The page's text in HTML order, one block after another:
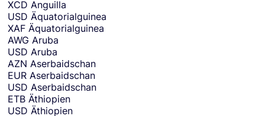
a
n
o
e
c
e
XCD Anguilla
USD Äquatorialguinea
XAF Äquatorialguinea
AWG Aruba
USD Aruba
AZN Aserbaidschan
EUR Aserbaidschan
USD Aserbaidschan
ETB Äthiopien
USD Äthiopien